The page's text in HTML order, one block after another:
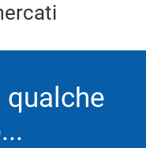
qualche